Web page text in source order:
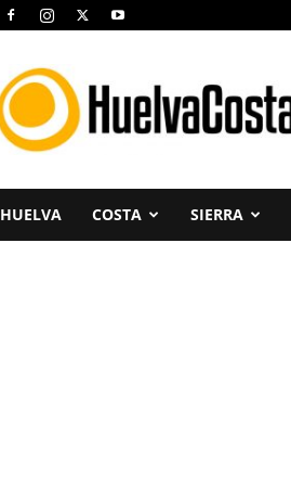
Huelva
Costa
HUELVA COSTA SIERRA